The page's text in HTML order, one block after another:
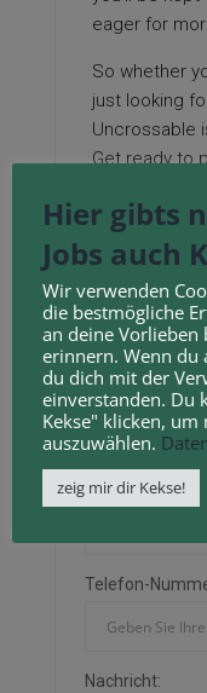
eager for
So whether
just looking
Uncrossable
Get ready to
this mission!
Kontakt-
Name
E-Mail Adresse:
Telefon-
Nachricht:
Hier gibts
Jobs auch
Wir verwenden
die bestmögliche
an deine Vorlieben
erinnern. Wenn du
du dich mit der
einverstanden. Du
Kekse" klicken,
auszuwählen.
zeig mir dir Kekse!